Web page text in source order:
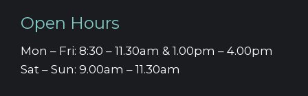
Open Hours
Mon – Fri: 8:30 – 11.30am & 1.00pm – 4.00pm
Sat – Sun: 9.00am – 11.30am